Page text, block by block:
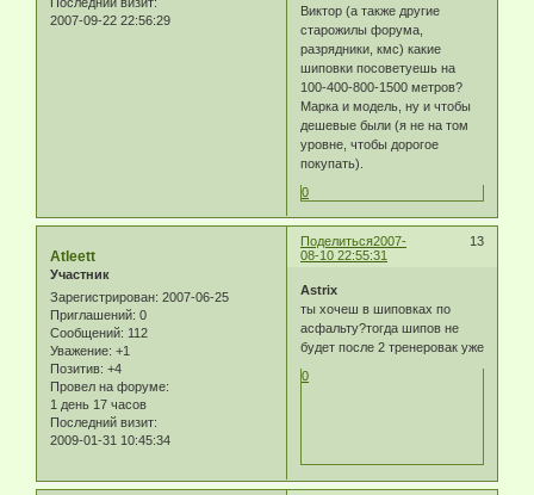
2007-09-22 22:56:29
Виктор (а также другие
старожилы форума,
разрядники, кмс) какие
шиповки посоветуешь на
100-400-800-1500 метров?
Марка и модель, ну и чтобы
дешевые были (я не на том
уровне, чтобы дорогое
покупать).
0
Поделиться 13
2007-
08-10 22:55:31
Atleett
Участник
Зарегистрирован: 2007-06-25
Приглашений: 0
Сообщений: 112
Уважение: +1
Позитив: +4
Провел на форуме:
1 день 17 часов
Последний визит:
2009-01-31 10:45:34
Astrix
ты хочеш в шиповках по
асфальту?тогда шипов не
будет после 2 тренеровак уже
0